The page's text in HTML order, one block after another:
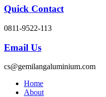
Quick Contact
0811-9522-113
Email Us
cs@gemilangaluminium.com
Home
About